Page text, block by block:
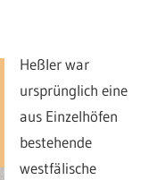
Heßler war
ursprünglich eine
aus Einzelhöfen
bestehende
westfälische